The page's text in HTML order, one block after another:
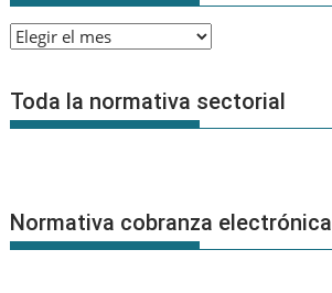
Archivo
Noticias
Toda la normativa sectorial
Normativa cobranza electrónica